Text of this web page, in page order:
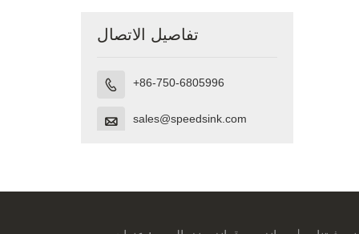
تفاصيل الاتصال
 +86-750-6805996
 sales@speedsink.com